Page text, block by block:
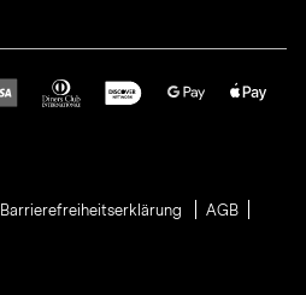
Barrierefreiheitserklärung
AGB